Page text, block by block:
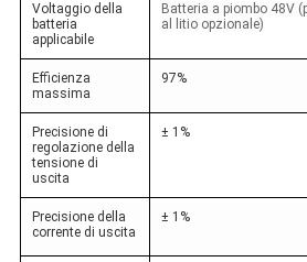
Voltaggio della
batteria
applicabile
Batteria a piombo 48V
al litio opzionale)
Efficienza
massima
97%
Precisione di
regolazione della
tensione di
uscita
± 1%
Precisione della
corrente di uscita
± 1%